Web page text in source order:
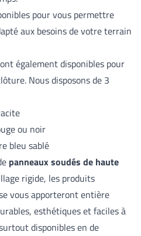
pour vous permettre
aux besoins de votre terrain
également disponibles pour
Nous disposons de 3
ou noir
bleu sablé
panneaux soudés de haute
rigide, les produits
vous apporteront entière
esthétiques et faciles à
disponibles en de